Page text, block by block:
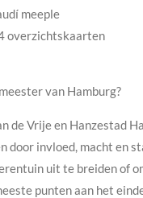
meeple
overzichtskaarten
van Hamburg?
de Vrije en Hanzestad
door invloed, macht en
uit te breiden of
punten aan het